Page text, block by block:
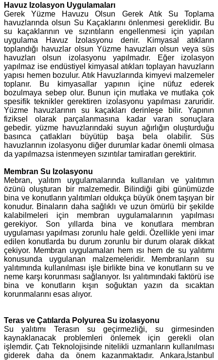
Havuz Izolasyon Uygulamaları
Gerek Yüzme Havuzu Olsun Gerek Atık Su Toplama
havuzlarında olsun Su Kaçaklarını önlenmesi gereklidir. Bu
su kaçaklarının ve sızıntıların engellenmesi için yapılan
uygulama Havuz İzolasyonu denir. Kimyasal atıkların
toplandığı havuzlar olsun Yüzme havuzları olsun veya süs
havuzları olsun izolasyonu yapılmadır. Eğer izolasyon
yapılmaz ise endüstiyel kimyasal atıkları toplayan havuzların
yapısı hemen bozulur. Atık Havuzlarında kimyevi malzemeler
toplanır. Bu kimyasallar yapının içine nüfuz ederek
bozulmaya sebep olur. Bunun için mutlaka ve mutlaka çok
spesifik teknikler gerektiren izolasyonu yapılması zaruridir.
Yüzme havuzlarının su kaçakları derinleşe bilir. Yapının
fiziksel olarak parçalanmasına kadar varan sonuçlara
gebedir. yüzme havuzlarındaki suyun ağırlığın oluşturduğu
basınca çatlakları büyütüp başa bela olabilir. Süs
havuzlarının izolasyonu diğer durumlar kadar önemli olmasa
da yapılmazsa istenmeyen sızıntılar tamiratları gerektirir.
Membran Su Izolasyonu
Mebran, yalıtım uygulamalarında kullanılan ve yalıtımın
özünü oluşturan bir malzemedir. Bilindiği gibi günümüzde
bina ve konutların yalıtımları oldukça büyük önem taşıyan bir
konudur. Binaların daha sağlıklı ve uzun ömürlü bir şekilde
kalabilmeleri için membran uygulamalarının yapılması
gerekiyor. Son yıllarda bina ve konutlara membran
uygulaması yapılması zorunlu hale geldi. Özellikle yeni imar
edilen konutlarda bu durum zorunlu bir durum olarak dikkat
çekiyor. Membran uygulamaları hem ısı hem de su yalıtımı
konusunda uygulanan malzemeleridir. Membranların su
yalıtımında kullanılması işle birlikte bina ve konutların su ve
neme karşı korunması sağlanıyor. Isı yalıtımındaki faktörü ise
bina ve konutların kışın soğuktan yazın da sıcaktan
korunmalarını esas alıyor.
Teras ve Çatılarda Polyurea Su izolasyonu
Su yalıtımı Terasın su geçirmezliği, su girmesinden
kaynaklanacak problemleri önlemek için gerekli olan
işlemdir. Çatı Teknolojisinde nitelikli uzmanların kullanılması
giderek daha da önem kazanmaktadır. Ankara,İstanbul